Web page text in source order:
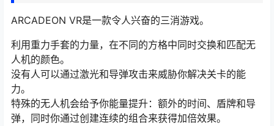
ARCADEON VR是一款令人兴奋的三消游戏。
利用重力手套的力量，在不同的方格中同时交换和匹配无
人机的颜色。
没有人可以通过激光和导弹攻击来威胁你解决关卡的能
力。
特殊的无人机会给予你能量提升：额外的时间、盾牌和导
弹，同时你通过创建连续的组合来获得加倍效果。